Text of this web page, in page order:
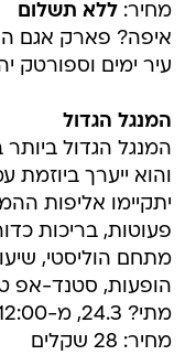
מחיר:ללא תשלום
איפה? פארק אגם
עיר ימים וספורטק
המנגל הגדול
המנגל הגדול
והוא ייערך ביוזמת
יתקיימו אליפות
פעוטות, בריכות
מתחם הוליסטי,
הופעות, סטנד-אפ
מתי? 24.3, מ-12:00
מחיר: 28 שקלים